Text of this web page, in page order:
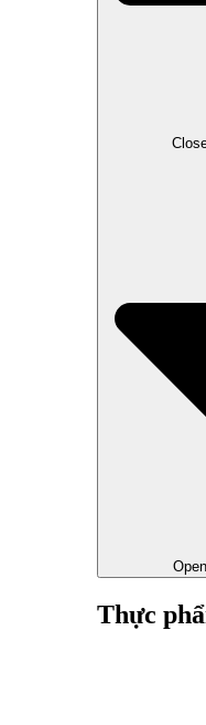
Thực